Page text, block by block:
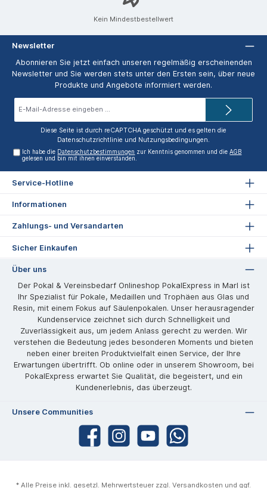
Kein Mindestbestellwert
Newsletter
Abonnieren Sie jetzt einfach unseren regelmäßig erscheinenden
Newsletter und Sie werden stets unter den Ersten sein, über neue
Produkte und Angebote informiert werden.
Diese Seite ist durch reCAPTCHA geschützt und es gelten die
Datenschutzrichtlinie und Nutzungsbedingungen.
Ich habe die Datenschutzbestimmungen zur Kenntnis genommen und dieAGB
gelesen und bin mit ihnen einverstanden.
Service-Hotline
Informationen
Zahlungs- und Versandarten
Sicher Einkaufen
Über uns
Der Pokal & Vereinsbedarf Onlineshop PokalExpress in Marl ist
Ihr Spezialist für Pokale, Medaillen und Trophäen aus Glas und
Resin, mit einem Fokus auf Säulenpokalen. Unser herausragender
Kundenservice zeichnet sich durch Schnelligkeit und
Zuverlässigkeit aus, um jedem Anlass gerecht zu werden. Wir
verstehen die Bedeutung jedes besonderen Moments und bieten
neben einer breiten Produktvielfalt einen Service, der Ihre
Erwartungen übertrifft. Ob online oder in unserem Showroom, bei
PokalExpress erwartet Sie Qualität, die begeistert, und ein
Kundenerlebnis, das überzeugt.
Unsere Communities
* Alle Preise inkl. gesetzl. Mehrwertsteuer zzgl. Versandkosten und ggf.